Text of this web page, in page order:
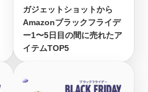
ガジェットショットから
Amazonブラックフライデ
ー1〜5日目の間に売れたア
イテムTOP5